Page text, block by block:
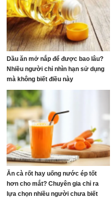
Dầu ăn mở nắp để được bao lâu?
Nhiều người chỉ nhìn hạn sử dụng
mà không biết điều này
Ăn cà rốt hay uống nước ép tốt
hơn cho mắt? Chuyên gia chỉ ra
lựa chọn nhiều người chưa biết